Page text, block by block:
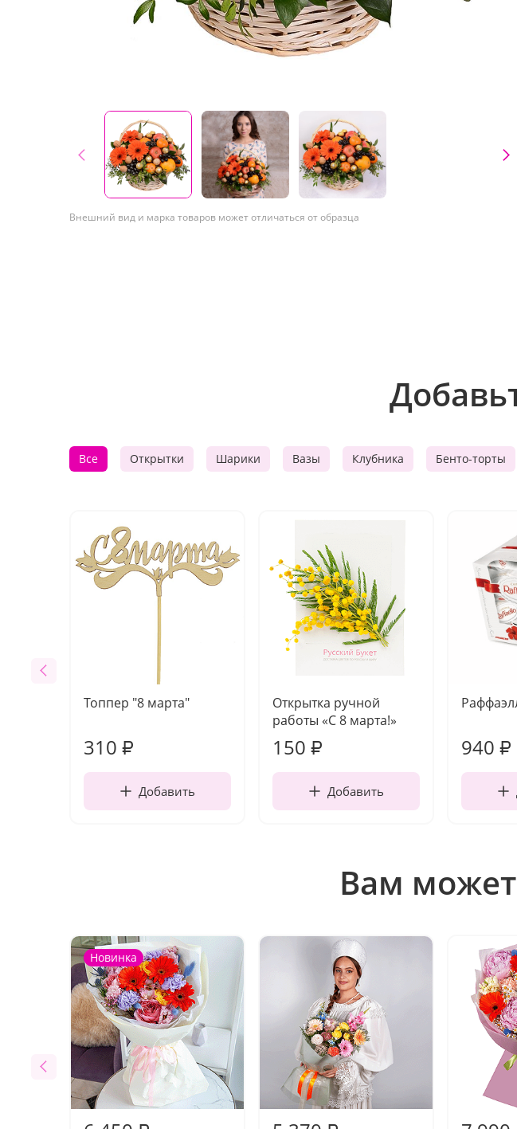
Внешний вид и марка товаров может отличаться от образца
Все Открытки Шарики Вазы Клубника Бенто-торты
Топпер "8 марта"
310 ₽
Добавить
Открытка ручной
работы «С 8 марта!»
150 ₽
Добавить
940 ₽
Вам
Новинка